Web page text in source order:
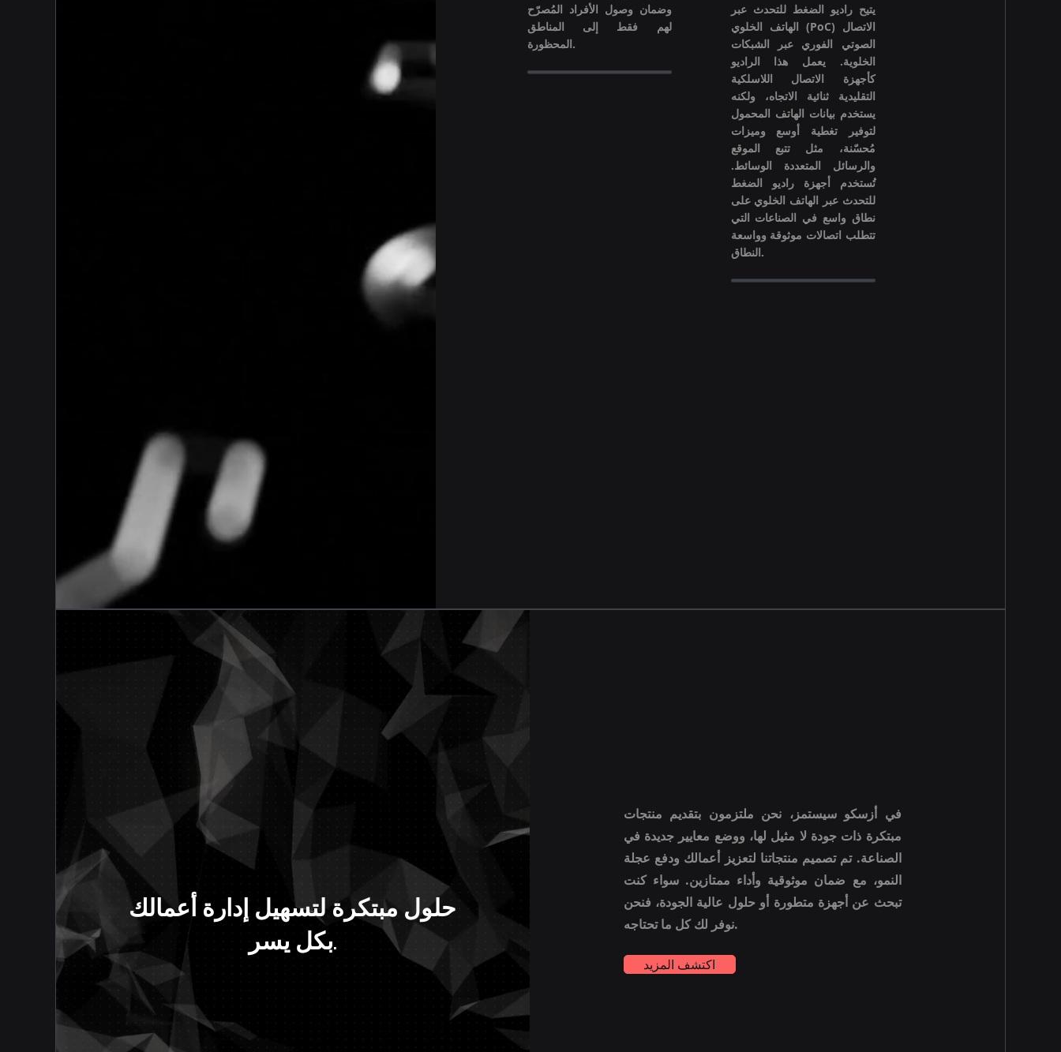
وضمان وصول الأفراد المُصرّح
لهم فقط إلى المناطق
المحظورة.
يتيح راديو الضغط للتحدث عبر
الهاتف الخلوي (PoC) الاتصال
الصوتي الفوري عبر الشبكات
الخلوية. يعمل هذا الراديو
كأجهزة الاتصال اللاسلكية
التقليدية ثنائية الاتجاه، ولكنه
يستخدم بيانات الهاتف المحمول
لتوفير تغطية أوسع وميزات
مُحسّنة، مثل تتبع الموقع
والرسائل المتعددة الوسائط.
تُستخدم أجهزة راديو الضغط
للتحدث عبر الهاتف الخلوي على
نطاق واسع في الصناعات التي
تتطلب اتصالات موثوقة وواسعة
النطاق.
حلول مبتكرة لتسهيل إدارة أعمالك
بكل يسر.
في أزسكو سيستمز، نحن ملتزمون بتقديم منتجات
مبتكرة ذات جودة لا مثيل لها، ووضع معايير جديدة في
الصناعة. تم تصميم منتجاتنا لتعزيز أعمالك ودفع عجلة
النمو، مع ضمان موثوقية وأداء ممتازين. سواء كنت
تبحث عن أجهزة متطورة أو حلول عالية الجودة، فنحن
نوفر لك كل ما تحتاجه.
اكتشف المزيد